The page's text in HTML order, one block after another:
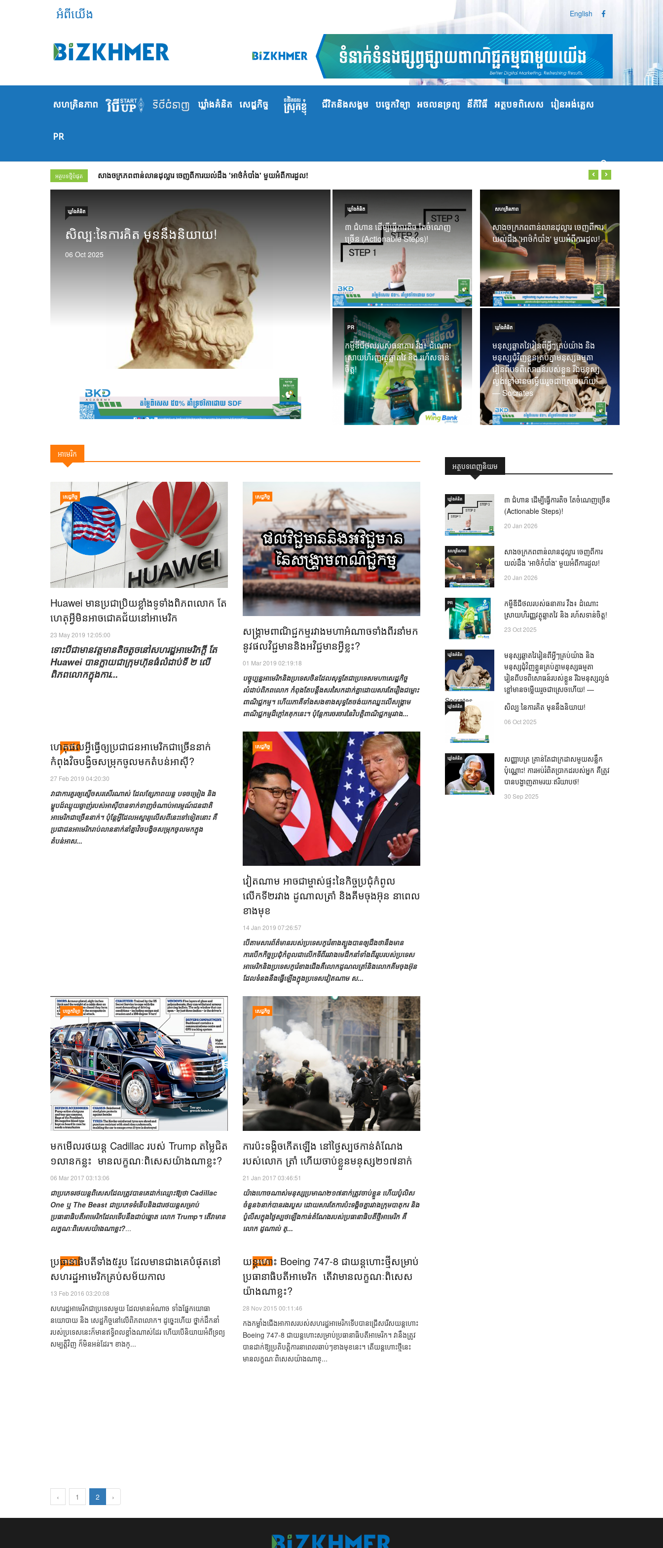
អំពីយើង English
សហគ្រិនភាព ឃ្លាំង​គំនិត សេដ្ឋកិច្ច ជីវិតនិងសង្គម បច្ចេកវិទ្យា អចលនទ្រព្យ នីតិវិធី អត្ថបទពិសេស រៀនអង់គ្លេស
PR
អត្ថបទថ្មីបំផុត សាងចក្រភពពាន់លានដុល្លារ ចេញពីការយល់ដឹង 'អាថ៌កំបាំង' មួយអំពីការដួល!
ឃ្លាំង​គំនិត
សិល្បៈនៃការគិត មុននឹងនិយាយ!
06 Oct 2025
ឃ្លាំង​គំនិត
សញ្ញាបត្រ គ្រាន់តែជាក្រដាសមួយសន្លឹកប៉ុណ្ណោះ! ការ
អប់រំពិតប្រាកដរបស់អ្នក គឺត្រូវបានបង្ហាញតាមរយៈ
ឥរិយាបថ!
30 Sep 2025
ឃ្លាំង​គំនិត
៣ ជំហាន ដើម្បីធ្វើការតិច តែចំណេញ
ច្រើន (Actionable Steps)!
សហគ្រិនភាព
សាងចក្រភពពាន់លានដុល្លារ ចេញពីការ
យល់ដឹង 'អាថ៌កំបាំង' មួយអំពីការដួល!
PR
កម្ចីឌីជីថលរបស់ធនាគារ វីង៖ ដំណោះ
ស្រាយហិរញ្ញវត្ថុឆ្លាតវៃ និង រហ័សទាន់
ចិត្ត!
ឃ្លាំង​គំនិត
មនុស្សឆ្លាតវៃរៀនពីអ្វីៗគ្រប់យ៉ាង និង
មនុស្សជុំវិញខ្លួនគ្រប់គ្នាមនុស្សធម្មតា
រៀនពីបទពិសោធន៍របស់ខ្លួន រីឯមនុស្ស
ល្ងង់ខ្លៅមានចម្លើយរួចជាស្រេចហើយ!
— Socrates
អាមេរិក
សេដ្ឋកិច្ច
Huawei មានប្រជាប្រិយខ្លាំងទូទាំងពិភពលោក តែ
ហេតុអ្វីមិនអាចជោគជ័យនៅអាមេរិក​
23 May 2019 12:05:00
ទោះ​បី​ជាមាន​វត្ត​មាន​តិច​តួច​នៅ​សហរដ្ឋ​អាមេរិក​ក្តី តែ​
Huawei បានក្លាយ​ជា​ក្រុម​ហ៊ុន​ធំ​លំដាប់​ទី​ ២ លើ​
ពិភពលោក​ក្នុង​ការ​...
សេដ្ឋកិច្ច
សង្គ្រាមពាណិជ្ជកម្មរវាងមហាអំណាចទាំងពីរ​នាំមក
នូវផលវិជ្ជមាននិងអវិជ្ជមានអ្វីខ្លះ?
01 Mar 2019 02:19:18
បច្ចុប្បន្នអាមេរិកនិងប្រទេសចិនដែលសុទ្ធតែជាប្រទេសមហាសេដ្ឋកិច្ច
លំដាប់ពិភពលោក កំពុងតែបន្តឹងសរសៃកដាក់គ្នាដោយសារតែរឿងជម្លោះ
ពាណិជ្ជកម្ម។ ហើយភាគីទាំងសងខាងសុទ្ធតែចង់យកឈ្នះលើសង្គ្រាម
ពាណិជ្ជកម្មដ៏ក្ដៅគគុកនេះ។ ប៉ុន្តែការចរចារនៃវិបត្តិពាណិជ្ជកម្មរវាង...
សេដ្ឋកិច្ច
ហេតុផលអ្វីធ្វើឲ្យប្រជាជនអាមេរិកជាច្រើននាក់
កំពុងវិចបង្វិចសម្រុកចូលមកតំបន់អាស៊ី?
27 Feb 2019 04:20:30
វាជាការគួរឲ្យស្ញើចសរសើរណាស់ ដែលខ្សែភាពយន្ត បទចម្រៀង និង
ម្ហូបដ៍ឈ្ងុយឆ្ងាញ់របស់អាស៊ីបានទាក់ទាញចំណាប់អារម្មណ៍ជនជាតិ
អាមេរិកជាច្រើននាក់។ ប៉ុន្តែអ្វីដែលអស្ចារ្យលើសពីនេះទៅទៀតនោះ គឺ
ប្រជាជនអាមេរិករាប់លាននាក់នាំគ្នាវិចបង្វិចសម្រុកចូលមកក្នុង
តំបន់អាស...
សេដ្ឋកិច្ច
វៀតណាម អាចជាម្ចាស់ផ្ទះនៃកិច្ចប្រជុំកំពូល
លើកទី២រវាង ដូណាលត្រាំ និងគីមចុងអ៊ុន នាពេល
ខាងមុខ
14 Jan 2019 07:26:57
បើតាមសារព័ត៌មានរបស់ប្រទេសកូរ៉េខាងត្បូងបានឲ្យដឹងថានឹងមាន
ការបើកកិច្ចប្រជុំកំពូលជាលើកទីពីររវាងមេដឹកនាំទាំងពីររូបរបស់ប្រទេស
អាមេរិកនិងប្រទេសកូរ៉េខាងជើងគឺលោកដូណលត្រាំនិងលោកគីមចុងអ៊ុន
ដែលទំនងនឹងធ្វើឡើងក្នុងប្រទេសវៀតណាម ស...
បច្ចេកវិទ្យា
មក​មើល​រថយន្ត​ Cadillac របស់​ Trump តម្លៃ​ជិត​
១​លាន​កន្លះ​ ​ មាន​លក្ខណៈ​ពិសេស​យ៉ាង​ណា​ខ្លះ?​​
06 Mar 2017 03:13:06
​ជា​ប្រភេទ​រថយន្ត​ពិសេស​ដែល​ត្រូវ​បាន​គេ​ដាក់​ឈ្មោះ​ឱ្យ​ថា​ Cadillac
One ឬ​ The Beast ជា​ប្រភេទ​ទំនើប​​និង​ជា​រថយន្ត​សម្រាប់​
ប្រធានាធិបតី​អាមេរិក​ដែល​ទើប​នឹង​ជាប់​ឆ្នោត​ លោក​ Trump។ ​តើ​វា​មាន​
លក្ខណៈ​ពិសេស​យ៉ាង​ណា​ខ្លះ?​...
សេដ្ឋកិច្ច
​ការ​ប៉ះទង្គិច​កើត​ឡើង​​​ នៅ​ថ្ងៃ​ស្បថ​កាន់​តំណែង​
របស់​លោក​ ត្រាំ ​ហើយ​​ចាប់ខ្លួន​​​មនុស្ស​​២១៧​នាក់​​
21 Jan 2017 03:46:51
យ៉ាង​ហោច​ណាស់​មនុស្ស​ប្រមាណ​២១៧​នាក់​ត្រូវ​ចាប់​ខ្លួន ​​ហើយ​ប៉ូលិស​
ចំនួន​៦​​នាក់​បាន​រង​របួស​ ដោយសារតែ​ការ​ប៉ះទង្គិច​គ្នា​រវាង​ក្រុម​បាតុករ​ និង
ប៉ូលីស​​ក្នុង​ថ្ងៃ​​ស្បថ​​ឡើង​កាន់​តំណែង​របស់​ប្រធានាធិបតី​ថ្មី​​អាមេរិក​ គឺ​
លោក​ ​ដូណាល់ ​ត្...
សេដ្ឋកិច្ច
ប្រធានាធិបតី​​ទាំង​៥​​រូប​ ​ដែល​មាន​ជាង​គេ​បំផុត​​នៅ​
សហរដ្ឋអាមេរិក​​គ្រប់​សម័យ​កាល​
13 Feb 2016 03:20:08
សហរដ្ឋអាមេរិក​ជា​ប្រទេស​មួយ​​ ដែល​មាន​អំណាច​ ​ទាំង​ផ្នែក​យោធា ​
នយោបាយ ​និង ​សេដ្ឋកិច្ច​នៅ​លើ​ពិភពលោក​។ ​ដូច្នេះ​ហើយ ​​ថ្នាក់ដឹកនាំ​​
របស់​ប្រទេស​នេះ​ក៏​មាន​​ឥទ្ធិពល​ខ្លាំង​ណាស់​ដែរ​ ​ហើយ​បើ​និយាយ​​អំពី​ទ្រព្យ
សម្បត្តិ​វិញ​​ ​​​​ក៏​មិន​អន់​ដែរ​។ ខាង​ក្...
សេដ្ឋកិច្ច
​យន្តហោះ​ Boeing 747-8 ​ជា​យន្តហោះ​ថ្មី​សម្រាប់​
ប្រធានាធិបតី​អាមេរិក​ ​ ​តើ​វា​មាន​លក្ខណៈ​ពិសេស​​
យ៉ាង​ណា​ខ្លះ?​
28 Nov 2015 00:11:46
កង​កម្លាំង​​ជើង​អាកាស​របស់​សហរដ្ឋ​អាមេរិក​ទើប​​បាន​ជ្រើស​​រើស​យន្តហោះ​
Boeing 747-8 ជា​យន្តហោះ​សម្រាប់​ប្រធានាធិបតី​អាមេរិក។ ​វា​នឹង​ត្រូវ​
បាន​​​ដាក់​​ឱ្យ​​ប្រតិបត្តិការ​​​នា​ពេល​​​ឆាប់​ៗ​ខាង​មុខ​នេះ។ តើ​​យន្តហោះ​ថ្មី​នេះ​
មាន​លក្ខណៈ​ពិសេស​យ៉ាង​​ណា​ខ្...
‹ 1 2 ›
អត្ថបទពេញនិយម
ឃ្លាំង​គំនិត
៣ ជំហាន ដើម្បីធ្វើការតិច តែចំណេញច្រើន
(Actionable Steps)!
20 Jan 2026
សហគ្រិនភាព
សាងចក្រភពពាន់លានដុល្លារ ចេញពីការ
យល់ដឹង 'អាថ៌កំបាំង' មួយអំពីការដួល!
20 Jan 2026
PR
កម្ចីឌីជីថលរបស់ធនាគារ វីង៖ ដំណោះ
ស្រាយហិរញ្ញវត្ថុឆ្លាតវៃ និង រហ័សទាន់ចិត្ត!
23 Oct 2025
ឃ្លាំង​គំនិត
មនុស្សឆ្លាតវៃរៀនពីអ្វីៗគ្រប់យ៉ាង និង
មនុស្សជុំវិញខ្លួនគ្រប់គ្នាមនុស្សធម្មតា
រៀនពីបទពិសោធន៍របស់ខ្លួន រីឯមនុស្សល្ងង់
ខ្លៅមានចម្លើយរួចជាស្រេចហើយ! —
Socrates
21 Oct 2025
ឃ្លាំង​គំនិត សិល្បៈនៃការគិត មុននឹងនិយាយ!
06 Oct 2025
ឃ្លាំង​គំនិត
សញ្ញាបត្រ គ្រាន់តែជាក្រដាសមួយសន្លឹក
ប៉ុណ្ណោះ! ការអប់រំពិតប្រាកដរបស់អ្នក គឺត្រូវ
បានបង្ហាញតាមរយៈឥរិយាបថ!
30 Sep 2025